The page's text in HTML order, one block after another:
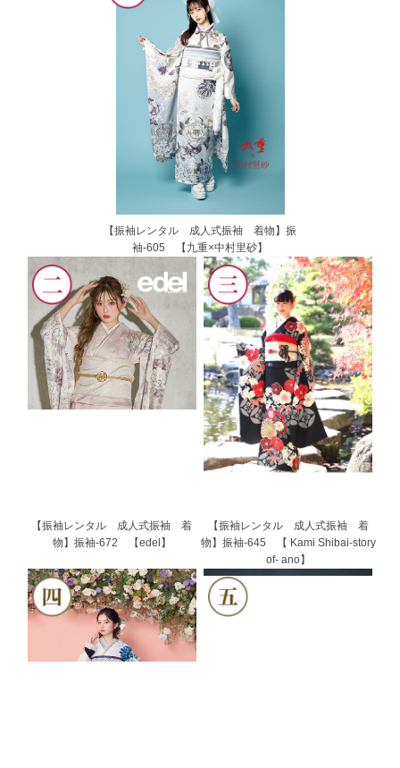
【振袖レンタル 成人式振袖 着物】振
袖-605 【九重×中村里砂】
【振袖レンタル 成人式振袖 着
物】振袖-672 【edel】
【振袖レンタル 成人式振袖 着
物】振袖-645 【 Kami Shibai-story
of- ano】